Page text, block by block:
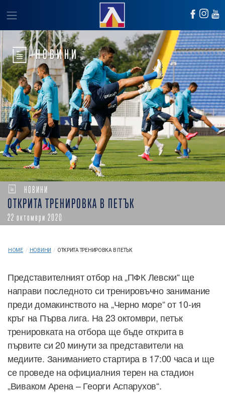
НОВИНИ
НОВИНИ
ОТКРИТА ТРЕНИРОВКА В ПЕТЪК
22 октомври 2020
HOME / НОВИНИ / ОТКРИТА ТРЕНИРОВКА В ПЕТЪК
Представителният отбор на „ПФК Левски“ ще
направи последното си тренировъчно занимание
преди домакинството на „Черно море“ от 10-ия
кръг на Първа лига. На 23 октомври, петък
тренировката на отбора ще бъде открита в
първите си 20 минути за представители на
медиите. Заниманието стартира в 17:00 часа и ще
се проведе на официалния терен на стадион
„Виваком Арена – Георги Аспарухов“.